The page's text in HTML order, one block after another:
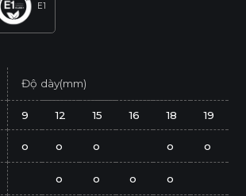
E1
Độ dày(mm)
9 12 15 16 18 19
o o o o o
o o o o